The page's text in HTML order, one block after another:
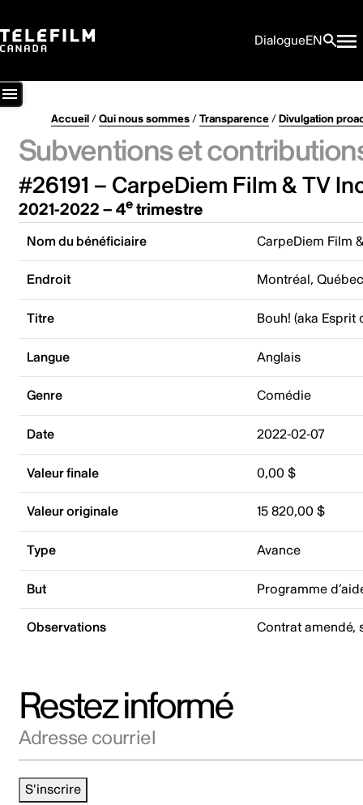
DialogueEN
Accueil/Qui nous sommes/Transparence/Divulgation
Subventions et
#26191 – CarpeDiem Film & TV
2021-2022 – 4etrimestre
Nom du bénéficiaire CarpeDiem Film
Endroit Montréal,
Titre Bouh! (aka Esprit
Langue Anglais
Genre Comédie
Date 2022-02-07
Valeur finale 0,00 $
Valeur originale 15 820,00 $
Type Avance
But Programme
Observations Contrat amendé,
Restez informé
S'inscrire